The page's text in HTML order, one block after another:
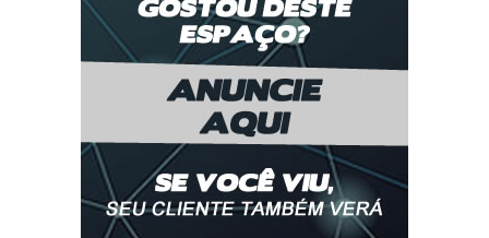
Psol ajuda Lula e contestará queda do IOF no Supremo
DON'T MISS
Mato Grosso receberá repasse de R$ 4,9 milhões para
ampliar cuidados com a saúde da mulher